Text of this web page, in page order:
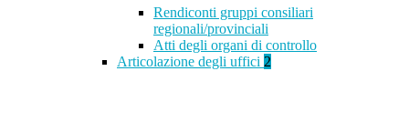
Rendiconti gruppi consiliari
regionali/provinciali
Atti degli organi di controllo
Articolazione degli uffici 2